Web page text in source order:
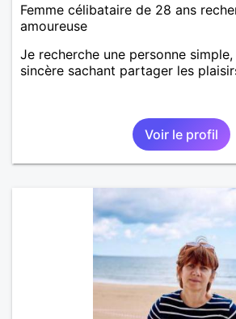
Femme célibataire de 28 ans
amoureuse
Je recherche une personne
sincère sachant partager les
Voir le profil